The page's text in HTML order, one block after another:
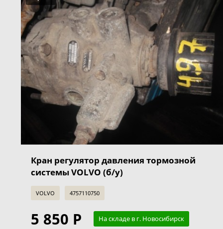
Кран регулятор давления тормозной
системы VOLVO (б/у)
VOLVO 4757110750
5 850 Р На складе в г. Новосибирск